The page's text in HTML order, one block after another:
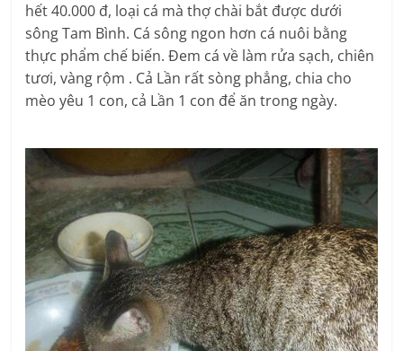
hết 40.000 đ, loại cá mà thợ chài bắt được dưới
sông Tam Bình. Cá sông ngon hơn cá nuôi bằng
thực phẩm chế biến. Đem cá về làm rửa sạch, chiên
tươi, vàng rộm . Cả Lần rất sòng phẳng, chia cho
mèo yêu 1 con, cả Lần 1 con để ăn trong ngày.